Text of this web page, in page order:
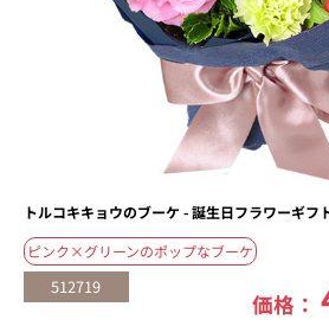
トルコキキョウのブーケ - 誕生日フラワーギフ
ピンク×グリーンのポップなブーケ
512719
価格：